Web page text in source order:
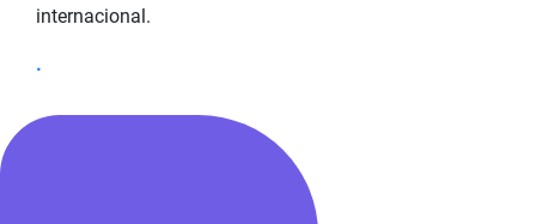
internacional.
.